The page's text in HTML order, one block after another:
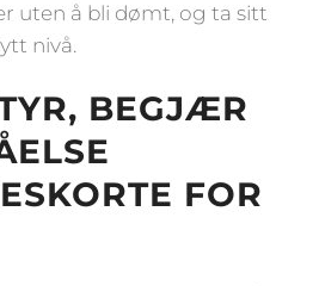
uten å bli dømt, og ta sitt
nivå.
BEGJÆR
FOR